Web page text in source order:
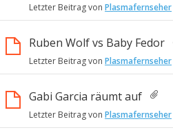
Letzter Beitrag von Plasmafernseher
Ruben Wolf vs Baby Fedor
Letzter Beitrag von Plasmafernseher
Gabi Garcia räumt auf
Letzter Beitrag von Plasmafernseher